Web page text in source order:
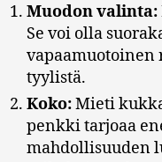
Muodon valinta:
Se voi olla
tyylistä.
Koko:Mieti
penkki tarjoaa
mahdollisuuden